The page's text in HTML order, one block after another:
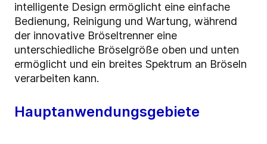
intelligente Design ermöglicht eine einfache
Bedienung, Reinigung und Wartung, während
der innovative Bröseltrenner eine
unterschiedliche Bröselgröße oben und unten
ermöglicht und ein breites Spektrum an Bröseln
verarbeiten kann.
Hauptanwendungsgebiete